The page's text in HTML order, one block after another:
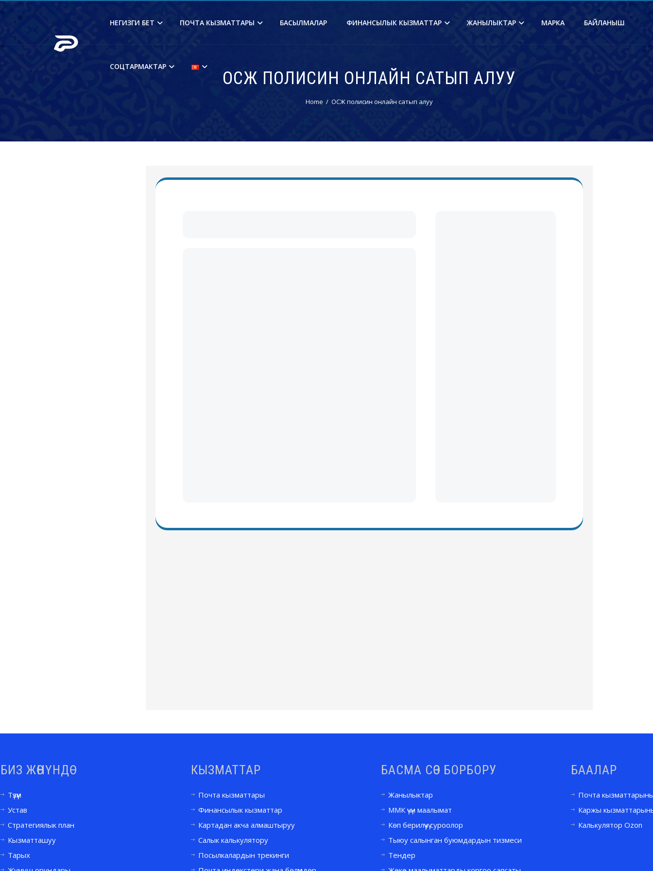
НЕГИЗГИ БЕТ ПОЧТА КЫЗМАТТАРЫ БАСЫЛМАЛАР ФИНАНСЫЛЫК КЫЗМАТТАР ЖАНЫЛЫКТАР МАРКА БАЙЛАНЫШ
СОЦТАРМАКТАР
ОСЖ ПОЛИСИН ОНЛАЙН САТЫП АЛУУ
Home ОСЖ полисин онлайн сатып алуу
БИЗ ЖӨНҮНДӨ
Түзүм
Устав
Стратегиялык план
Кызматташуу
Тарых
КЫЗМАТТАР
Почта кызматтары
Финансылык кызматтар
Картадан акча алмаштыруу
Салык калькулятору
Посылкалардын трекинги
БАСМА СӨЗ БОРБОРУ
Жанылыктар
ММК үчүн маалымат
Көп берилүүчү суроолор
Тыюу салынган буюмдардын тизмеси
Тендер
БААЛАР
Почта
Каржы
Калькулятор Ozon